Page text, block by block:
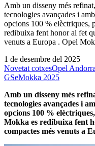
Amb un disseny més
tecnologies avançades i
opcions 100 % elèctriques,
redibuixa fent honor al fet
venuts a Europa . Opel
1 de desembre del 2025
Novetat cotxesOpel Andorra
GSeMokka 2025
Amb un disseny més
tecnologies avançades i
opcions 100 %
Mokka es redibuixa fent
compactes més venuts a